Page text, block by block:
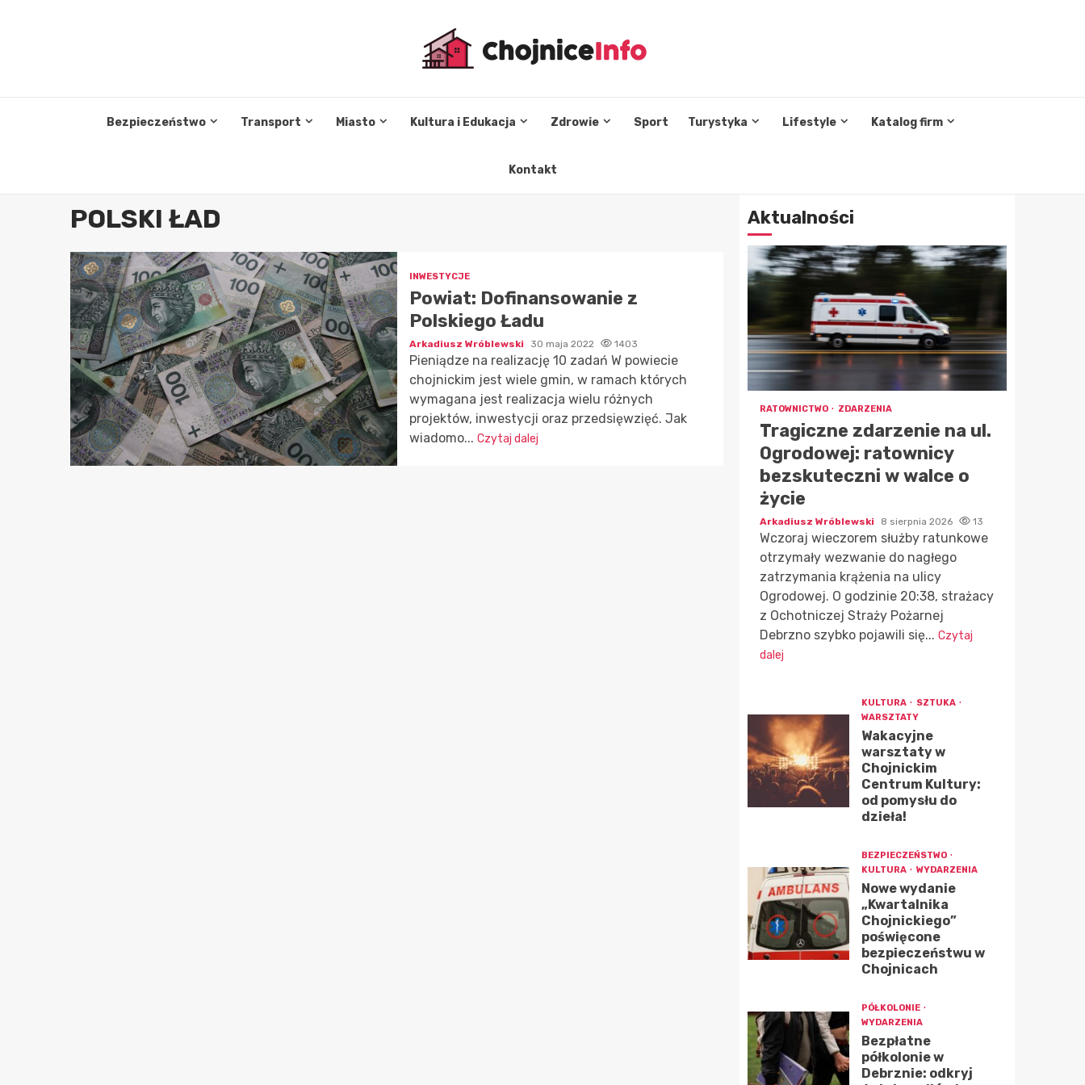
Bezpieczeństwo Transport Miasto Kultura i Edukacja Zdrowie Sport Turystyka Lifestyle Katalog firm
Kontakt
POLSKI ŁAD
INWESTYCJE
Powiat: Dofinansowanie z
Polskiego Ładu
Arkadiusz Wróblewski 30 maja 2022 1403
Pieniądze na realizację 10 zadań W powiecie
chojnickim jest wiele gmin, w ramach których
wymagana jest realizacja wielu różnych
projektów, inwestycji oraz przedsięwzięć. Jak
wiadomo... Czytaj dalej
Aktualności
RATOWNICTWO ZDARZENIA
Tragiczne zdarzenie na ul.
Ogrodowej: ratownicy
bezskuteczni w walce o
życie
Arkadiusz Wróblewski 8 sierpnia 2026 13
Wczoraj wieczorem służby ratunkowe
otrzymały wezwanie do nagłego
zatrzymania krążenia na ulicy
Ogrodowej. O godzinie 20:38, strażacy
z Ochotniczej Straży Pożarnej
Debrzno szybko pojawili się... Czytaj
dalej
KULTURA
SZTUKA
WARSZTATY
Wakacyjne
warsztaty w
Chojnickim
Centrum Kultury:
od pomysłu do
dzieła!
BEZPIECZEŃSTWO
KULTURA
WYDARZENIA
Nowe wydanie
„Kwartalnika
Chojnickiego”
poświęcone
bezpieczeństwu w
Chojnicach
PÓŁKOLONIE
WYDARZENIA
Bezpłatne
półkolonie w
Debrznie: odkryj